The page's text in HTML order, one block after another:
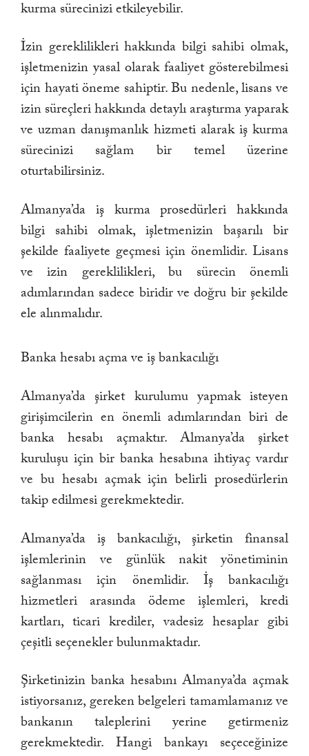
kurma sürecinizi etkileyebilir.
İzin gereklilikleri hakkında bilgi sahibi olmak,
işletmenizin yasal olarak faaliyet gösterebilmesi
için hayati öneme sahiptir. Bu nedenle, lisans ve
izin süreçleri hakkında detaylı araştırma yaparak
ve uzman danışmanlık hizmeti alarak iş kurma
sürecinizi sağlam bir temel üzerine
oturtabilirsiniz.
Almanya’da iş kurma prosedürleri hakkında
bilgi sahibi olmak, işletmenizin başarılı bir
şekilde faaliyete geçmesi için önemlidir. Lisans
ve izin gereklilikleri, bu sürecin önemli
adımlarından sadece biridir ve doğru bir şekilde
ele alınmalıdır.
Banka hesabı açma ve iş bankacılığı
Almanya’da şirket kurulumu yapmak isteyen
girişimcilerin en önemli adımlarından biri de
banka hesabı açmaktır. Almanya’da şirket
kuruluşu için bir banka hesabına ihtiyaç vardır
ve bu hesabı açmak için belirli prosedürlerin
takip edilmesi gerekmektedir.
Almanya’da iş bankacılığı, şirketin finansal
işlemlerinin ve günlük nakit yönetiminin
sağlanması için önemlidir. İş bankacılığı
hizmetleri arasında ödeme işlemleri, kredi
kartları, ticari krediler, vadesiz hesaplar gibi
çeşitli seçenekler bulunmaktadır.
Şirketinizin banka hesabını Almanya’da açmak
istiyorsanız, gereken belgeleri tamamlamanız ve
bankanın taleplerini yerine getirmeniz
gerekmektedir. Hangi bankayı seçeceğinize